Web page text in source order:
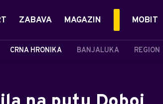
CRNA HRONIKA BANJALUKA REGION
ZABAVA MAGAZIN MOBIT